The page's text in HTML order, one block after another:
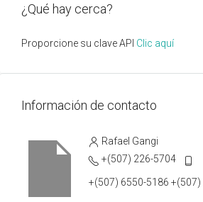
¿Qué hay cerca?
Proporcione su clave API Clic aquí
Información de contacto
Rafael Gangi
+(507) 226-5704
+(507) 6550-5186 +(507)